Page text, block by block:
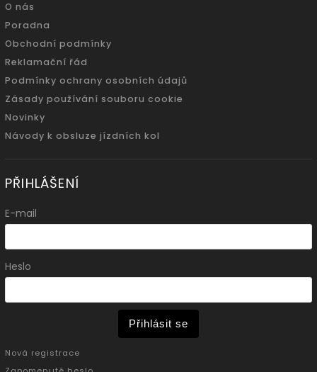
O nás
Poradna
Obchodní podmínky
Reklamační řád
Podmínky ochrany osobních údajů
Zásady používání souboru cookie
Novinky
Návody k obsluze jízdních kol
PŘIHLÁŠENÍ
E-mail
Heslo
Přihlásit se
Nová registrace